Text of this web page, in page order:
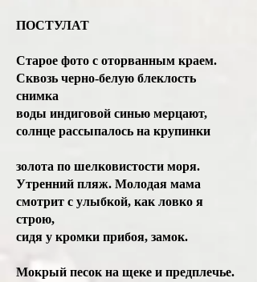
ПОСТУЛАТ
Старое фото с оторванным краем.
Сквозь черно-белую блеклость
снимка
воды индиговой синью мерцают,
солнце рассыпалось на крупинки
золота по шелковистости моря.
Утренний пляж. Молодая мама
смотрит с улыбкой, как ловко я
строю,
сидя у кромки прибоя, замок.
Мокрый песок на щеке и предплечье.